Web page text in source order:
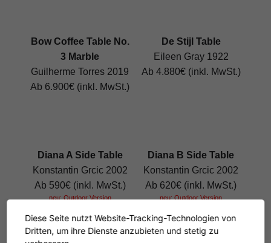
Bow Coffee Table No.
3 Marble
Guilherme Torres 2019
Ab 6.900€ (inkl. MwSt.)
De Stijl Table
Eileen Gray 1922
Ab 4.880€ (inkl. MwSt.)
Diana A Side Table
Konstantin Grcic 2002
Ab 590€ (inkl. MwSt.)
neu: Outdoor Version
Diana B Side Table
Konstantin Grcic 2002
Ab 620€ (inkl. MwSt.)
neu: Outdoor Version
Diese Seite nutzt Website-Tracking-Technologien von
Dritten, um ihre Dienste anzubieten und stetig zu